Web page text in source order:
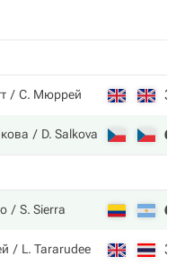
С. Мюррей 3
D. Salkova 6
S. Sierra 6
L. Tararudee 3